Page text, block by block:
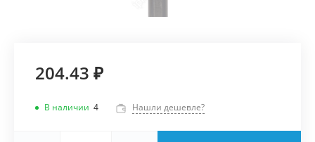
204.43 ₽
В наличии 4 Нашли дешевле?